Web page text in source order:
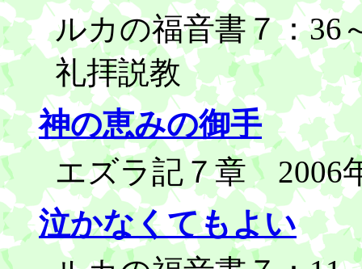
ルカの福音書７：36
礼拝説教
神の恵みの御手
エズラ記７章 2006
泣かなくてもよい